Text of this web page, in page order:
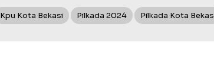
Kpu Kota Bekasi Pilkada 2024 Pilkada Kota